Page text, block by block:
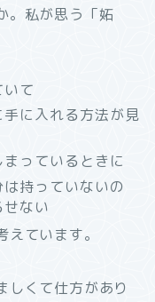
。私が思う「妬
て
に入れる方法が見
っているときに
持っていないの
ない
ています。
しくて仕方があり